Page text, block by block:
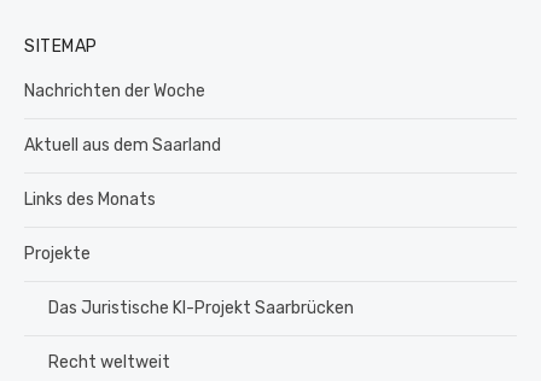
SITEMAP
Nachrichten der Woche
Aktuell aus dem Saarland
Links des Monats
Projekte
Das Juristische KI-Projekt Saarbrücken
Recht weltweit